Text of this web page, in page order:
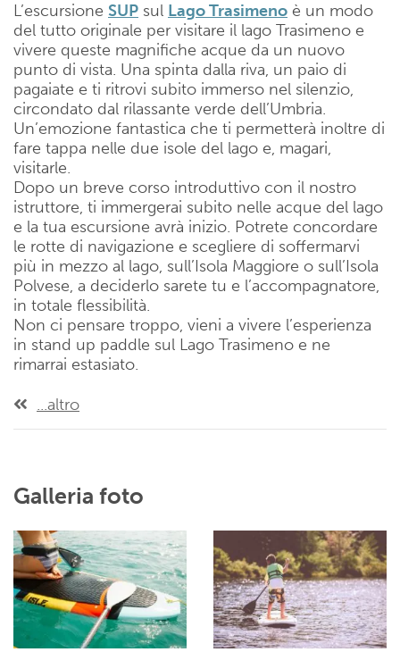
L’escursione SUP sul Lago Trasimeno è un modo
del tutto originale per visitare il lago Trasimeno e
vivere queste magnifiche acque da un nuovo
punto di vista. Una spinta dalla riva, un paio di
pagaiate e ti ritrovi subito immerso nel silenzio,
circondato dal rilassante verde dell’Umbria.
Un’emozione fantastica che ti permetterà inoltre di
fare tappa nelle due isole del lago e, magari,
visitarle.
Dopo un breve corso introduttivo con il nostro
istruttore, ti immergerai subito nelle acque del lago
e la tua escursione avrà inizio. Potrete concordare
le rotte di navigazione e scegliere di soffermarvi
più in mezzo al lago, sull’Isola Maggiore o sull’Isola
Polvese, a deciderlo sarete tu e l’accompagnatore,
in totale flessibilità.
Non ci pensare troppo, vieni a vivere l’esperienza
in stand up paddle sul Lago Trasimeno e ne
rimarrai estasiato.
...altro
Galleria foto